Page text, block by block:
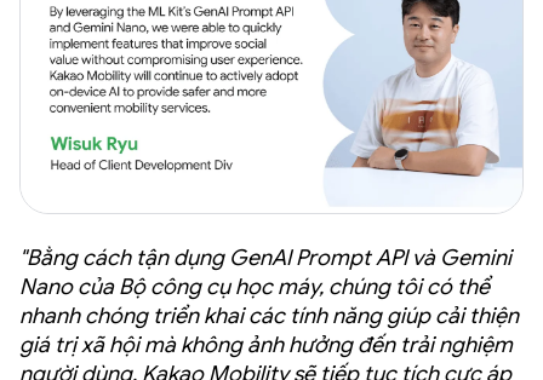
"Bằng cách tận dụng GenAI Prompt API và Gemini
Nano của Bộ công cụ học máy, chúng tôi có thể
nhanh chóng triển khai các tính năng giúp cải thiện
giá trị xã hội mà không ảnh hưởng đến trải nghiệm
người dùng. Kakao Mobility sẽ tiếp tục tích cực áp